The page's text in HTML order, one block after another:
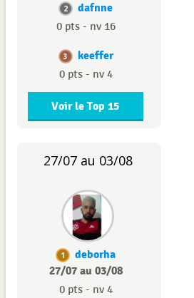
2 dafnne
0 pts - nv 16
3 keeffer
0 pts - nv 4
Voir le Top 15
27/07 au 03/08
1
deborha
27/07 au 03/08
0 pts - nv 4